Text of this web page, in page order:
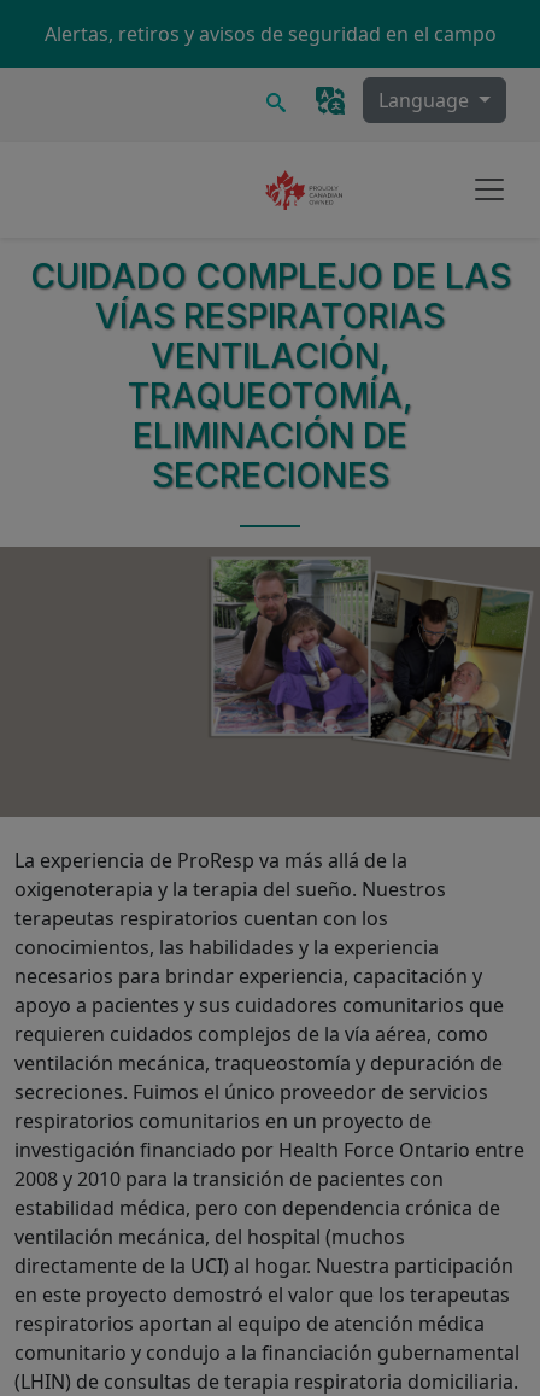
Alertas, retiros y avisos de seguridad en el campo
Buscar Language
CUIDADO COMPLEJO DE LAS
VÍAS RESPIRATORIAS
VENTILACIÓN,
TRAQUEOTOMÍA,
ELIMINACIÓN DE
SECRECIONES
La experiencia de ProResp va más allá de la
oxigenoterapia y la terapia del sueño. Nuestros
terapeutas respiratorios cuentan con los
conocimientos, las habilidades y la experiencia
necesarios para brindar experiencia, capacitación y
apoyo a pacientes y sus cuidadores comunitarios que
requieren cuidados complejos de la vía aérea, como
ventilación mecánica, traqueostomía y depuración de
secreciones. Fuimos el único proveedor de servicios
respiratorios comunitarios en un proyecto de
investigación financiado por Health Force Ontario entre
2008 y 2010 para la transición de pacientes con
estabilidad médica, pero con dependencia crónica de
ventilación mecánica, del hospital (muchos
directamente de la UCI) al hogar. Nuestra participación
en este proyecto demostró el valor que los terapeutas
respiratorios aportan al equipo de atención médica
comunitario y condujo a la financiación gubernamental
(LHIN) de consultas de terapia respiratoria domiciliaria.